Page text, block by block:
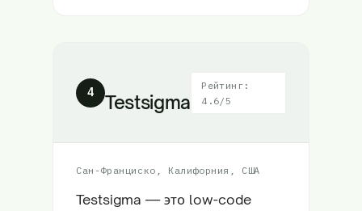
4 Testsigma
Рейтинг:
4.6/5
Сан-Франциско, Калифорния, США
Testsigma — это low-code